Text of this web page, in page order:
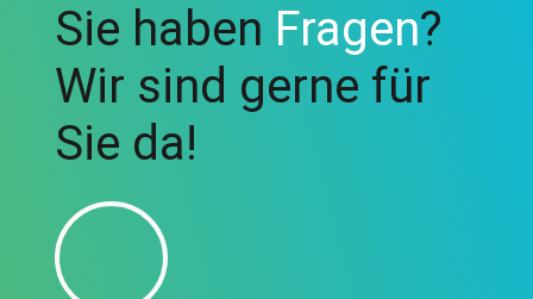
Sie haben Fragen?
Wir sind gerne für
Sie da!